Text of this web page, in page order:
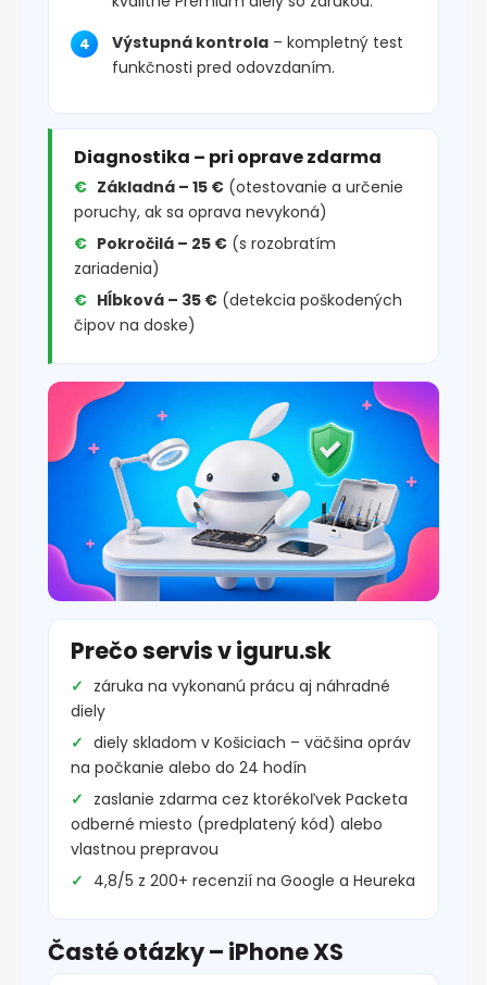
Výstupná kontrola – kompletný test
funkčnosti pred odovzdaním.
Diagnostika – pri oprave zdarma
Základná – 15 € (otestovanie a určenie
poruchy, ak sa oprava nevykoná)
Pokročilá – 25 € (s rozobratím
zariadenia)
Hĺbková – 35 € (detekcia poškodených
čipov na doske)
Prečo servis v iguru.sk
záruka na vykonanú prácu aj náhradné
diely
diely skladom v Košiciach – väčšina opráv
na počkanie alebo do 24 hodín
zaslanie zdarma cez ktorékoľvek Packeta
odberné miesto (predplatený kód) alebo
vlastnou prepravou
4,8/5 z 200+ recenzií na Google a Heureka
Časté otázky – iPhone XS